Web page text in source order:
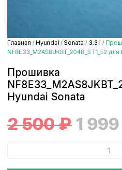
Главная / Hyundai / Sonata / 3.3 i /
NF8E33_M2AS8JKBT_2048_ST1_E2
Прошивка
Hyundai Sonata
2 500₽ 1 999